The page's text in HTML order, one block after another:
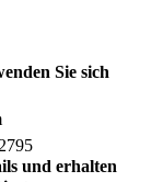
Sie sich
und erhalten